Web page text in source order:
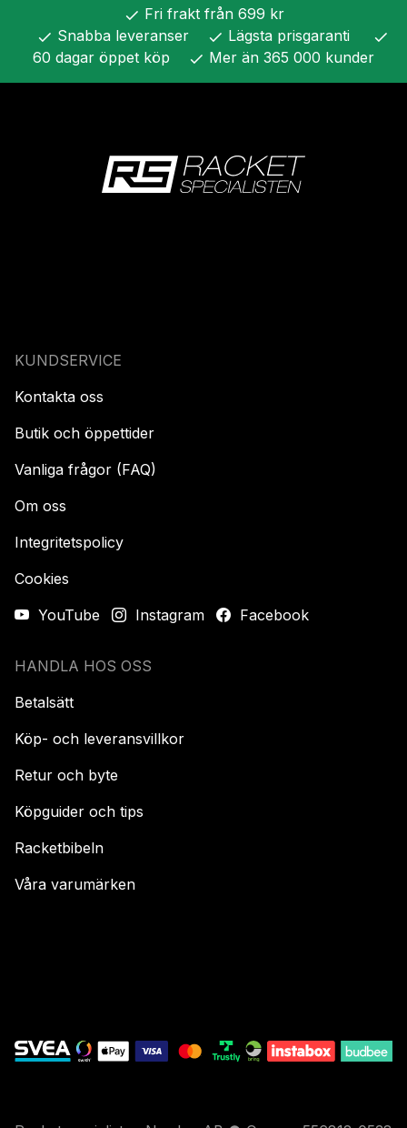
check Fri frakt från 699 kr
check Snabba leveranser check Lägsta prisgaranti check
60 dagar öppet köp check Mer än 365 000 kunder
KUNDSERVICE
Kontakta oss
Butik och öppettider
Vanliga frågor (FAQ)
Om oss
Integritetspolicy
Cookies
YouTube
Instagram Facebook
HANDLA HOS OSS
Betalsätt
Köp- och leveransvillkor
Retur och byte
Köpguider och tips
Racketbibeln
Våra varumärken